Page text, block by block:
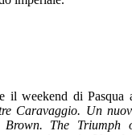
il weekend di Pasqua
Caravaggio. Un
Brown. The Triumph